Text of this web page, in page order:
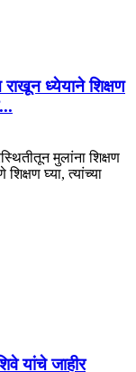
राखून ध्येयाने शिक्षण
मुलांना शिक्षण
घ्या, त्यांच्या
यांचे जाहीर